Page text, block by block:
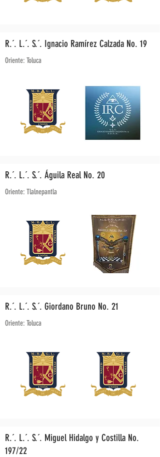
R.´. L.´. S.´. Ignacio Ramírez Calzada No. 19
Oriente: Toluca
R.´. L.´. S.´. Águila Real No. 20
Oriente: Tlalnepantla
R.´. L.´. S.´. Giordano Bruno No. 21
Oriente: Toluca
R.´. L.´. S.´. Miguel Hidalgo y Costilla No.
197/22